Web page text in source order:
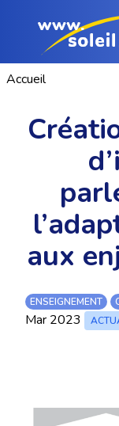
Accueil
aux
ENSEIGNEMENT
Mar 2023